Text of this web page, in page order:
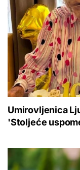
Umirovljenica
'Stoljeće